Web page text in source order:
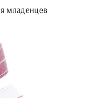
младенцев